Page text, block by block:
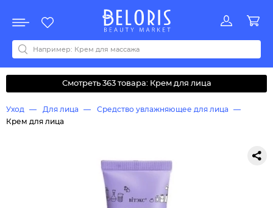
Акции
Все бренды
0-9ABCDEFGHIJKLMNOPQRSTUVWYZАБВДЗИМОКЛНПРСТУФ
Смотреть 363 товара: Крем для лица
Уход Для лица
Средство увлажняющее для лица
Крем для лица